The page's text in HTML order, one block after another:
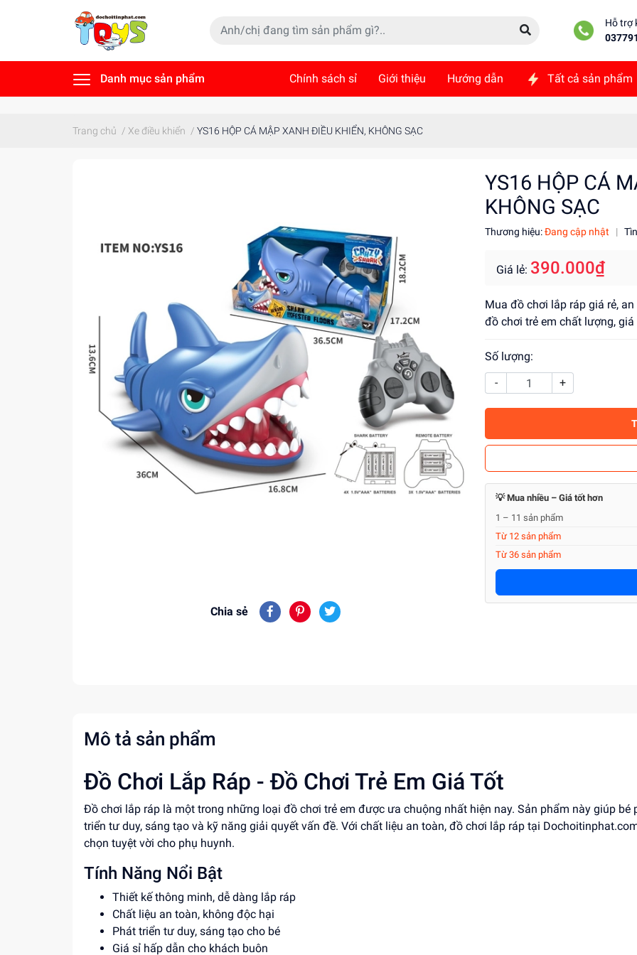
Hỗ trợ
Danh mục sản phẩm Chính sách sỉ Giới thiệu Hướng dẫn Tất cả sản phẩm
Trang chủ / Xe điều khiển / YS16 HỘP CÁ MẬP XANH ĐIỀU KHIỂN, KHÔNG SẠC
Chia sẻ
YS16 HỘP CÁ
KHÔNG SẠC
Thương hiệu:Đang cập nhật |
Giá lẻ: 390.000₫
Mua đồ chơi lắp ráp giá rẻ,
đồ chơi trẻ em chất lượng,
Số lượng:
-
+
💡 Mua nhiều – Giá tốt hơn
1 – 11 sản phẩm
Từ 12 sản phẩm
Từ 36 sản phẩm
Mô tả sản phẩm
Đồ Chơi Lắp Ráp - Đồ Chơi Trẻ Em Giá Tốt
Đồ chơi lắp ráp là một trong những loại đồ chơi trẻ em được ưa chuộng nhất hiện nay. Sản phẩm này giúp bé
triển tư duy, sáng tạo và kỹ năng giải quyết vấn đề. Với chất liệu an toàn, đồ chơi lắp ráp tại
chọn tuyệt vời cho phụ huynh.
Tính Năng Nổi Bật
Thiết kế thông minh, dễ dàng lắp ráp
Chất liệu an toàn, không độc hại
Phát triển tư duy, sáng tạo cho bé
Giá sỉ hấp dẫn cho khách buôn